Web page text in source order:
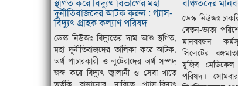
দূর্নীতিবাজদের আটক করুন : গ্যাস-
বিদ্যুৎ গ্রাহক কল্যাণ পরিষদ
ডেস্ক নিউজঃ বিদ্যুতের দাম আশু স্থগিত,
মহা দূর্নীতিবাজদের তালিকা করে আটক,
অর্থ পাচারকারী ও লুটেরাদের অর্থ সম্পদ
জব্দ করে বিদ্যুৎ জ্বালানী ও সেবা খাতে
ভর্তুকি বাড়ানোর দাবিতে গ্যাস-বিদ্যুৎ
ডেস্ক নিউজঃ
বেতন-ভাতা
মানববন্ধন
সিলেটের
মুজিব মেডিকেল
পরিষদ।